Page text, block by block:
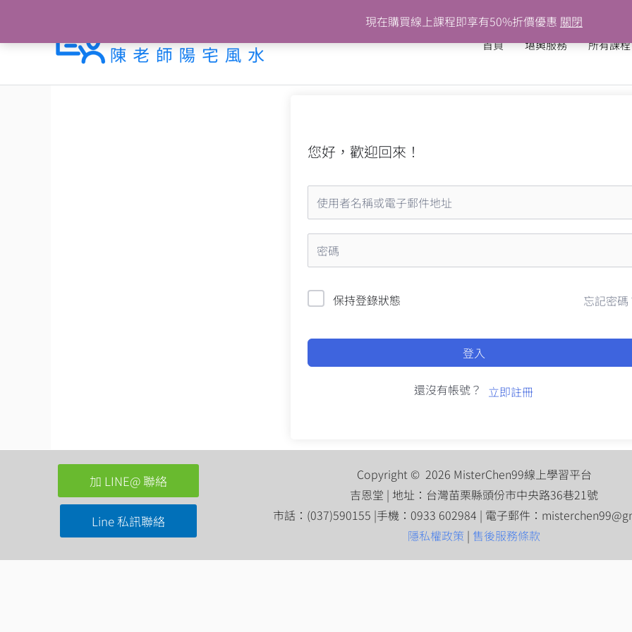
現在購買線上課程即享有50%折價優惠 關閉
內
首頁 堪輿服務 所有課程
您好，歡迎回來！
保持登錄狀態 忘記密碼
登入
還沒有帳號？ 立即註冊
加 LINE@ 聯絡
Line 私訊聯絡
Copyright © 2026 MisterChen99線上學習平台
吉恩堂 | 地址：台灣苗栗縣頭份市中央路36巷21號
市話：(037)590155 |手機：0933 602984 | 電子郵件：
隱私權政策 | 售後服務條款